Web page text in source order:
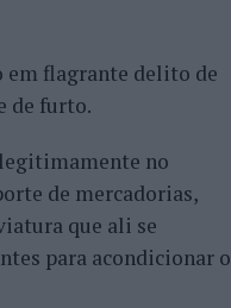
em flagrante delito de
de furto.
no
de mercadorias,
que ali se
para acondicionar o